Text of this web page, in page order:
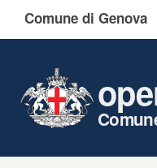
Comune di Genova